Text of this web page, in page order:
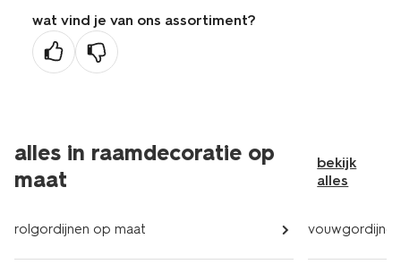
wat vind je van ons assortiment?
alles in raamdecoratie op
maat
bekijk
alles
rolgordijnen op maat